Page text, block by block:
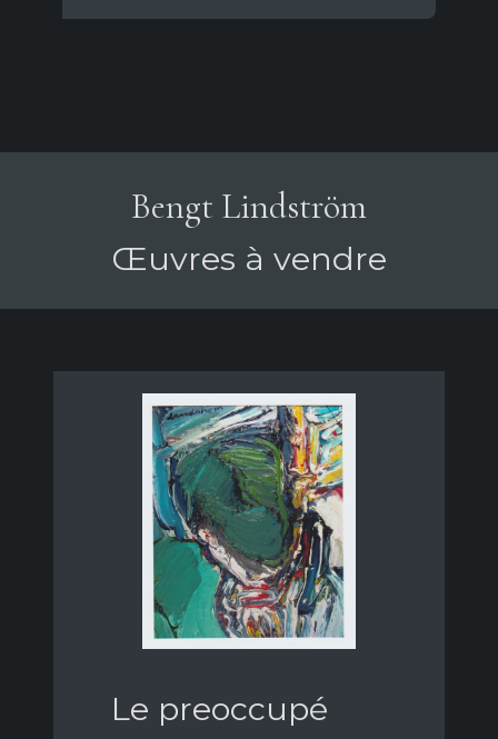
Bengt Lindström
Œuvres à vendre
Le preoccupé